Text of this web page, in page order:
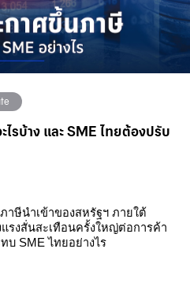
รบ้าง และ SME ไทยต้องปรับ
าษีนำเข้าของสหรัฐฯ ภายใต้
รงสั่นสะเทือนครั้งใหญ่ต่อการค้า
SME ไทยอย่างไร